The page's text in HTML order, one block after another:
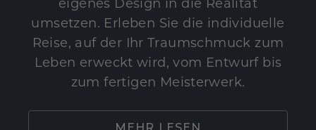
eigenes Design in die Realität
umsetzen. Erleben Sie die individuelle
Reise, auf der Ihr Traumschmuck zum
Leben erweckt wird, vom Entwurf bis
zum fertigen Meisterwerk.